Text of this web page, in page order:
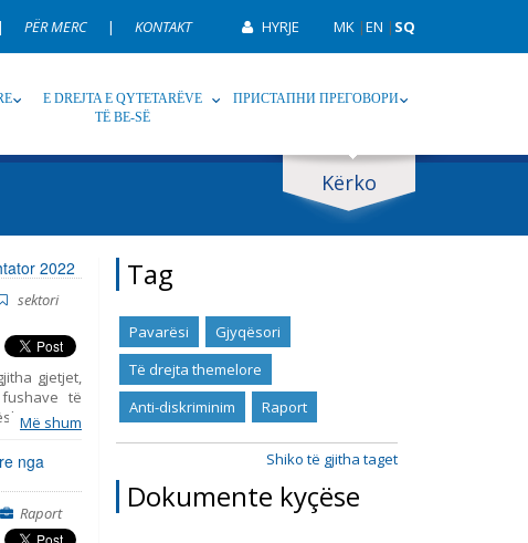
| PËR MERC | KONTAKT HYRJE MK |EN | SQ
E DREJTA E QYTETARËVE
TË BE-SË
ПРИСТАПНИ ПРЕГОВОРИ
Kërko
2022
sektori
gjetjet,
të
raporti
duke
Gjashtë
2015,
2019, prill
Më shum
nga
Raport
Tag
Pavarësi
Gjyqësori
Të drejta themelore
Anti-diskriminim
Raport
Shiko të gjitha taget
Dokumente kyçëse